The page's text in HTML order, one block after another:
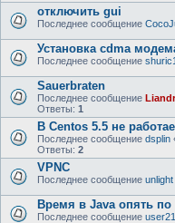
отключить gui
Последнее сообщение
Установка cdma
Последнее сообщение
Sauerbraten
Последнее сообщение Liandr
Ответы: 1
В Centos 5.5 не
Последнее сообщение dsplin
Ответы: 2
VPNC
Последнее сообщение unlight
Время в Java опять по
Последнее сообщение user21